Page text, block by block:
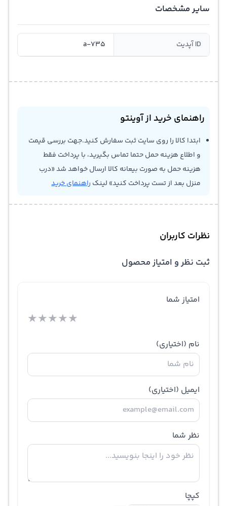
سایر مشخصات
ID آپدیت a-735
راهنمای خرید از آوینتو
ابتدا کالا را روی سایت ثبت سفارش کنید.جهت بررسی قیمت
و اطلاع هزینه حمل حتما تماس بگیرید، با پرداخت فقط
هزینه حمل به صورت بیعانه کالا ارسال خواهد شد «درب
منزل بعد از تست پرداخت کنید» لینک راهنمای خرید
نظرات کاربران
ثبت نظر و امتیاز محصول
امتیاز شما
★★★★★
نام (اختیاری)
ایمیل (اختیاری)
نظر شما
کپچا